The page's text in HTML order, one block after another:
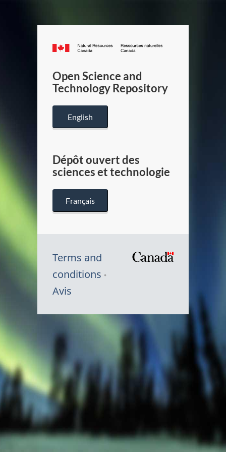
Canada.ca
/
Canada
Open Science and
Technology Repository
English
Dépôt ouvert des
sciences et technologie
Français
Terms and
conditions
Avis
Canada